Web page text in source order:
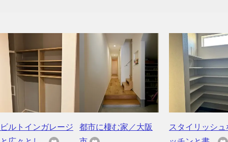
ビルトインガレージ
都市に棲む家／大阪
スタイリッシュ